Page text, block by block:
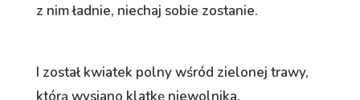
z nim ładnie, niechaj sobie zostanie.
I został kwiatek polny wśród zielonej trawy,
którą wysiano klatkę niewolnika.